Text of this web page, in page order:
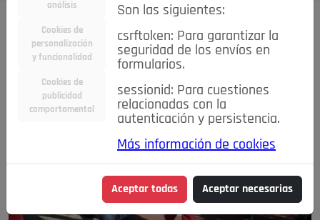
análisis
Cookies de
personalización
y funcionalidad
Cookies de
publicidad
comportamental
Son las siguientes:
csrftoken: Para garantizar la
seguridad de los envíos en
formularios.
sessionid: Para cuestiones
relacionadas con la
autenticación y persistencia.
Más información de cookies
Aceptar todas Aceptar necesarias